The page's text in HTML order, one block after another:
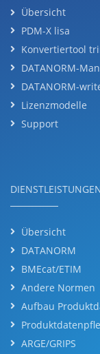
Übersicht
PDM-X lisa
Konvertiertool
DATANORM-
DATANORM-
Lizenzmodelle
Support
Übersicht
DATANORM
BMEcat/ETIM
Andere Normen
Aufbau
ARGE/GRIPS